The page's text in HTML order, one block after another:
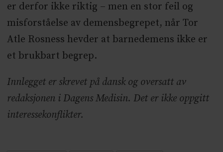
er derfor ikke riktig – men en stor feil og
misforståelse av demensbegrepet, når Tor
Atle Rosness hevder at barnedemens ikke er
et brukbart begrep.
Innlegget er skrevet på dansk og oversatt av
redaksjonen i Dagens Medisin. Det er ikke oppgitt
interessekonflikter.